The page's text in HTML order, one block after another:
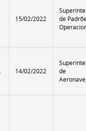
15/02/2022
de
14/02/2022
de